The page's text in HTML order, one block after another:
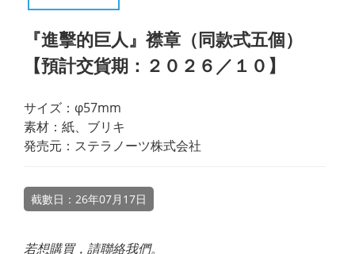
『進擊的巨人』襟章（同款式五個）
【預計交貨期：２０２６／１０】
サイズ：φ57mm
素材：紙、ブリキ
発売元：ステラノーツ株式会社
截數日：26年07月17日
若想購買，請聯絡我們。